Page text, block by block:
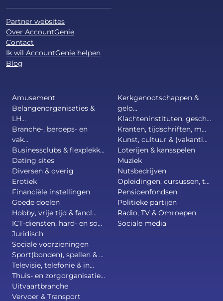
Partner websites
Over AccountGenie
Contact
Ik wil AccountGenie helpen
Blog
Amusement
Belangenorganisaties &
LH...
Branche-, beroeps- en
vak...
Businessclubs & flexplekk...
Dating sites
Diversen & overig
Erotiek
Financiële instellingen
Goede doelen
Hobby, vrije tijd & fancl...
ICT-diensten, hard- en so...
Juridisch
Kerkgenootschappen &
gelo...
Klachteninstituten, gesch...
Kranten, tijdschriften, m...
Kunst, cultuur & (vakanti...
Loterijen & kansspelen
Muziek
Nutsbedrijven
Opleidingen, cursussen, t...
Pensioenfondsen
Politieke partijen
Radio, TV & Omroepen
Sociale media
Sociale voorzieningen
Sport(bonden), spellen & ...
Televisie, telefonie & in...
Thuis- en zorgorganisatie...
Uitvaartbranche
Vervoer & Transport